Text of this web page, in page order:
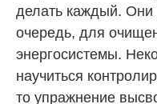
делать каждый.
очередь, для
энергосистемы.
научиться
то упражнение